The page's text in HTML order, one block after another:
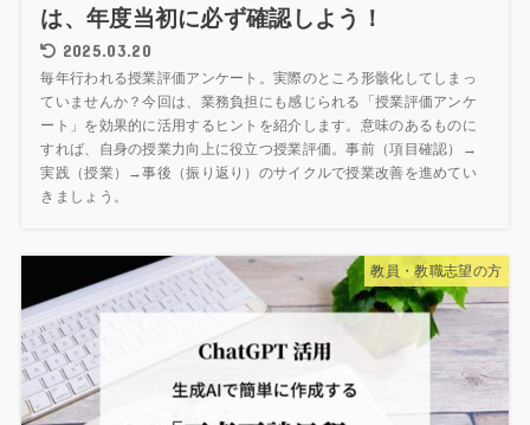
は、年度当初に必ず確認しよう！
2025.03.20
毎年行われる授業評価アンケート。実際のところ形骸化してしまっ
ていませんか？今回は、業務負担にも感じられる「授業評価アンケ
ート」を効果的に活用するヒントを紹介します。意味のあるものに
すれば、自身の授業力向上に役立つ授業評価。事前（項目確認）→
実践（授業）→事後（振り返り）のサイクルで授業改善を進めてい
きましょう。
教員・教職志望の方